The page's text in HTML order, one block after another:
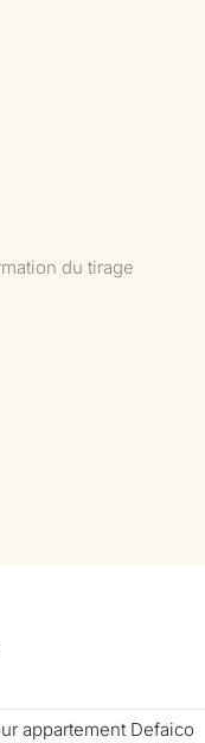
du tirage
appartement Defaico